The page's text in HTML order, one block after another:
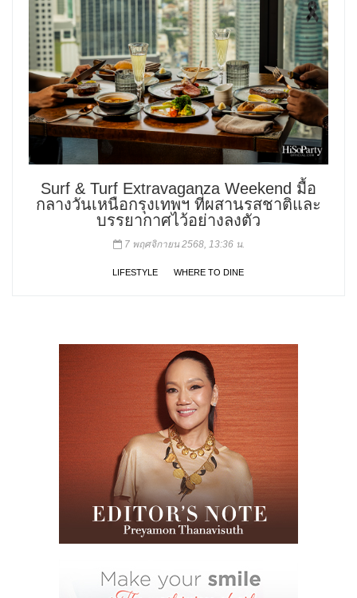
Surf & Turf Extravaganza Weekend มื้อ
กลางวันเหนือกรุงเทพฯ ที่ผสานรสชาติและ
บรรยากาศไว้อย่างลงตัว
7 พฤศจิกายน 2568, 13:36 น.
LIFESTYLE WHERE TO DINE